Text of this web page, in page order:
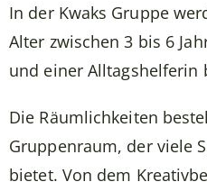
In der Kwaks Gruppe
Alter zwischen 3 bis 6
und einer Alltagshelferin
Die Räumlichkeiten
Gruppenraum, der viele
bietet. Von dem